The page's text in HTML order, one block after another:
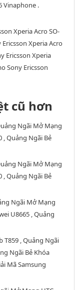
Vinaphone .
Xperia Acro SO-
Xperia Acro
Ericsson Xperia
Sony Ericsson
cũ hơn
Ngãi Mở Mạng
, Quảng Ngãi Bẻ
Ngãi Mở Mạng
, Quảng Ngãi Bẻ
Ngãi Mở Mạng
U8665 , Quảng
T859 , Quảng Ngãi
Ngãi Bẻ Khóa
Mã Samsung